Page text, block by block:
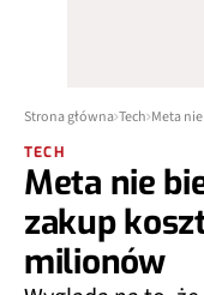
Strona główna Tech
TECH
Meta nie
zakup
milionów